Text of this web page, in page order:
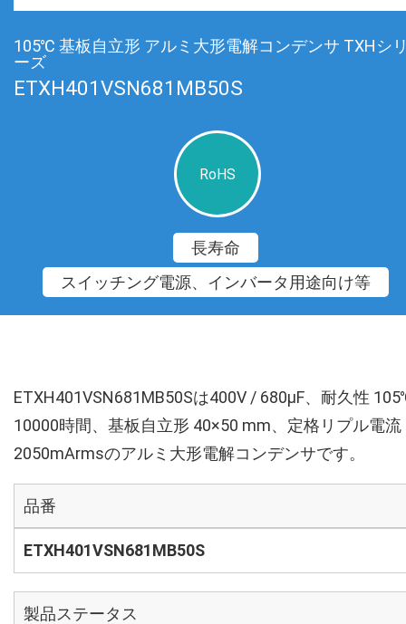
105℃ 基板自立形 アルミ大形電解コンデンサ TXHシ
ーズ
ETXH401VSN681MB50S
RoHS
長寿命
スイッチング電源、インバータ用途向け等
ETXH401VSN681MB50Sは400V / 680µF、耐久性
10000時間、基板自立形 40×50 mm、定格リプル電流
2050mArmsのアルミ大形電解コンデンサです。
品番
ETXH401VSN681MB50S
製品ステータス